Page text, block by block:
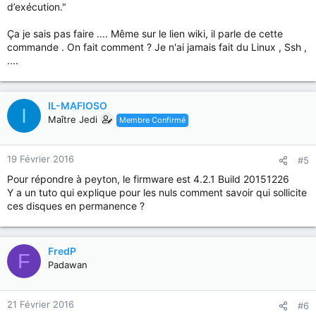
d’exécution."
Ça je sais pas faire .... Même sur le lien wiki, il parle de cette
commande . On fait comment ? Je n'ai jamais fait du Linux , Ssh ,
....
I IL-MAFIOSO
Maître Jedi Membre Confirmé
19 Février 2016 #5
Pour répondre à peyton, le firmware est 4.2.1 Build 20151226
Y a un tuto qui explique pour les nuls comment savoir qui sollicite
ces disques en permanence ?
F FredP
Padawan
21 Février 2016 #6